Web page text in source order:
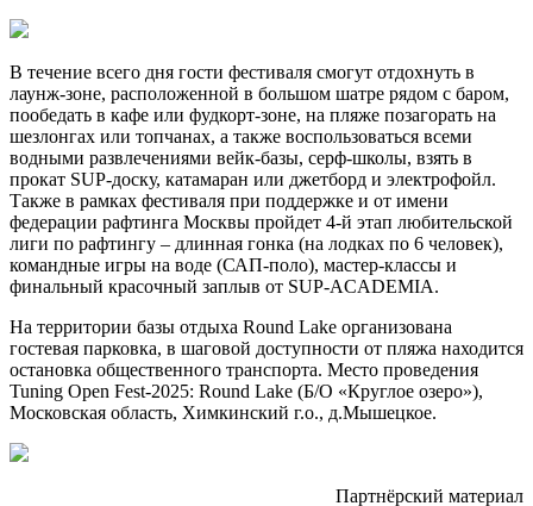
В течение всего дня гости фестиваля смогут отдохнуть в
лаунж-зоне, расположенной в большом шатре рядом с баром,
пообедать в кафе или фудкорт-зоне, на пляже позагорать на
шезлонгах или топчанах, а также воспользоваться всеми
водными развлечениями вейк-базы, серф-школы, взять в
прокат SUP-доску, катамаран или джетборд и электрофойл.
Также в рамках фестиваля при поддержке и от имени
федерации рафтинга Москвы пройдет 4-й этап любительской
лиги по рафтингу – длинная гонка (на лодках по 6 человек),
командные игры на воде (САП-поло), мастер-классы и
финальный красочный заплыв от SUP-ACADEMIA.
На территории базы отдыха Round Lake организована
гостевая парковка, в шаговой доступности от пляжа находится
остановка общественного транспорта. Место проведения
Tuning Open Fest-2025: Round Lake (Б/О «Круглое озеро»),
Московская область, Химкинский г.о., д.Мышецкое.
Партнёрский материал